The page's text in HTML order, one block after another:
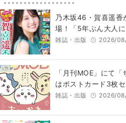
乃木坂46・賀喜遥香
場！「5年ぶん大人
雑誌・出版 2026/
「月刊MOE」にて
はポストカード3枚セ
雑誌・出版 2026/